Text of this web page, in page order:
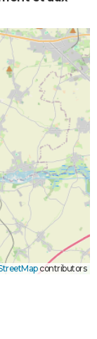
contributors